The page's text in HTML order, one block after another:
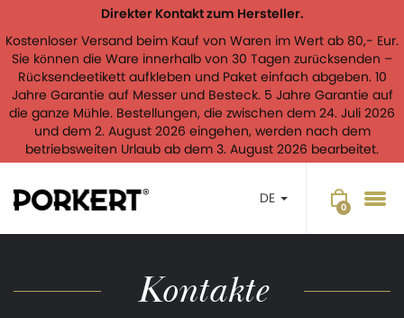
Direkter Kontakt zum Hersteller.
Kostenloser Versand beim Kauf von Waren im Wert ab 80,- Eur.
Sie können die Ware innerhalb von 30 Tagen zurücksenden –
Rücksendeetikett aufkleben und Paket einfach abgeben. 10
Jahre Garantie auf Messer und Besteck. 5 Jahre Garantie auf
die ganze Mühle. Bestellungen, die zwischen dem 24. Juli 2026
und dem 2. August 2026 eingehen, werden nach dem
betriebsweiten Urlaub ab dem 3. August 2026 bearbeitet.
DE
Kontakte